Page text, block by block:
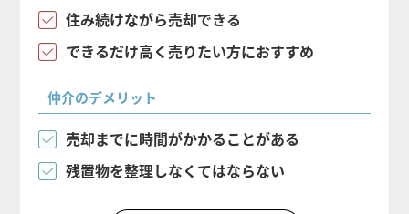
住み続けながら売却できる
できるだけ高く売りたい方におすすめ
仲介のデメリット
売却までに時間がかかることがある
残置物を整理しなくてはならない